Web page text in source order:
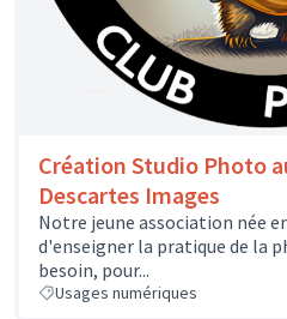
Création Studio Photo
Descartes Images
Notre jeune association née
d'enseigner la pratique de la
besoin, pour...
Usages numériques